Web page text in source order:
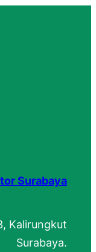
Surabaya
Kalirungkut
Surabaya.